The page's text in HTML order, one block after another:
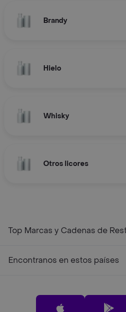
Brandy
Hielo
Whisky
Otros licores
Top Marcas y Cadenas de
Encontranos en estos países